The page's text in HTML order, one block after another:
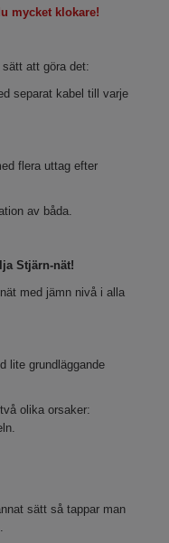
mycket klokare!
att göra det:
separat kabel till varje
flera uttag efter
av båda.
Stjärn-nät!
med jämn nivå i alla
lite grundläggande
olika orsaker:
sätt så tappar man